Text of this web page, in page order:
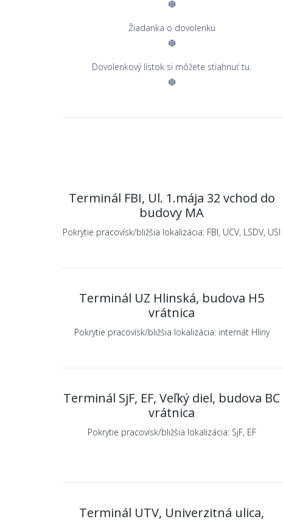
Žiadanka o dovolenku
Dovolenkový lístok si môžete stiahnuť tu.
Terminál FBI, Ul. 1.mája 32 vchod do
budovy MA
Pokrytie pracovísk/bližšia lokalizácia: FBI, UCV, LSDV, USI
Terminál UZ Hlinská, budova H5
vrátnica
Pokrytie pracovísk/bližšia lokalizácia: internát Hliny
Terminál SjF, EF, Veľký diel, budova BC
vrátnica
Pokrytie pracovísk/bližšia lokalizácia: SjF, EF
Terminál UTV, Univerzitná ulica,